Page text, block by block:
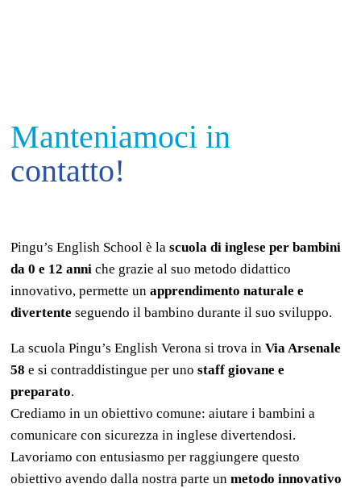
Manteniamoci in
contatto!
Pingu’s English School è la scuola di inglese per bambini
da 0 e 12 anni che grazie al suo metodo didattico
innovativo, permette un apprendimento naturale e
divertente seguendo il bambino durante il suo sviluppo.
La scuola Pingu’s English Verona si trova in Via Arsenale
58 e si contraddistingue per uno staff giovane e
preparato.
Crediamo in un obiettivo comune: aiutare i bambini a
comunicare con sicurezza in inglese divertendosi.
Lavoriamo con entusiasmo per raggiungere questo
obiettivo avendo dalla nostra parte un metodo innovativo